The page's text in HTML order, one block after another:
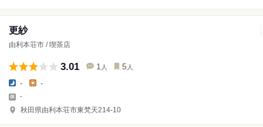
更紗
由利本荘市 / 喫茶店
3.01 1 人 5 人
- -
-
秋田県由利本荘市東梵天214-10